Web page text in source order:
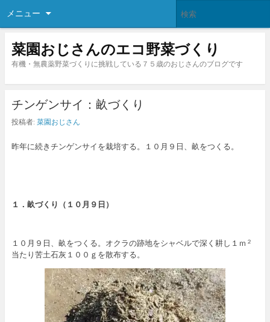
メニュー
菜園おじさんのエコ野菜づくり
有機・無農薬野菜づくりに挑戦している７５歳のおじさんのブログです
チンゲンサイ：畝づくり
投稿者: 菜園おじさん
昨年に続きチンゲンサイを栽培する。１０月９日、畝をつくる。
１．畝づくり（１０月９日）
１０月９日、畝をつくる。オクラの跡地をシャベルで深く耕し１ｍ ２
当たり苦土石灰１００ｇを散布する。